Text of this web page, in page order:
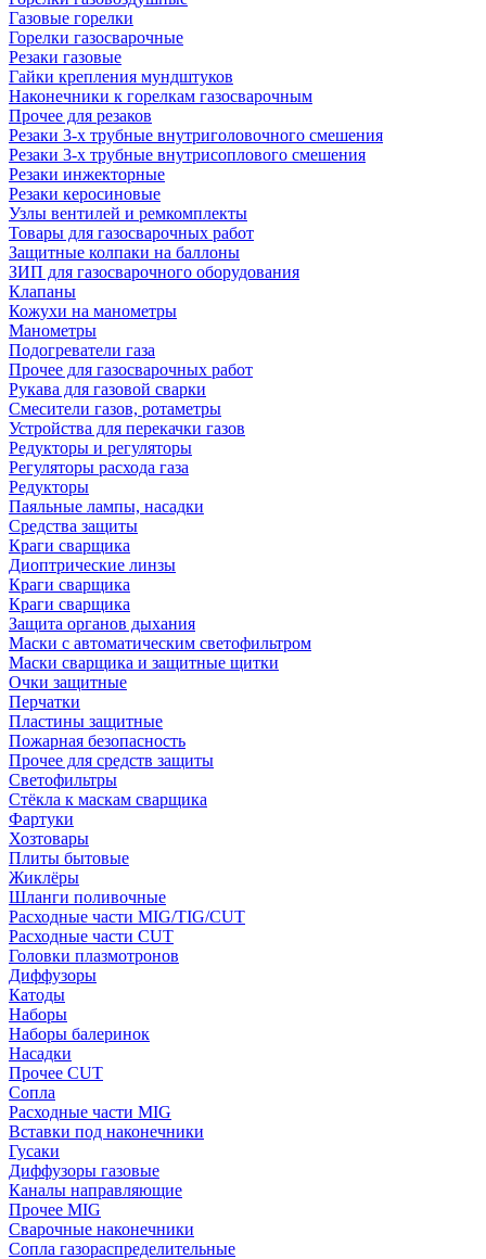
Газовые горелки
Горелки газосварочные
Резаки газовые
Гайки крепления мундштуков
Наконечники к горелкам газосварочным
Прочее для резаков
Резаки 3-х трубные внутриголовочного смешения
Резаки 3-х трубные внутрисоплового смешения
Резаки инжекторные
Резаки керосиновые
Узлы вентилей и ремкомплекты
Товары для газосварочных работ
Защитные колпаки на баллоны
ЗИП для газосварочного оборудования
Клапаны
Кожухи на манометры
Манометры
Подогреватели газа
Прочее для газосварочных работ
Рукава для газовой сварки
Смесители газов, ротаметры
Устройства для перекачки газов
Редукторы и регуляторы
Регуляторы расхода газа
Редукторы
Паяльные лампы, насадки
Средства защиты
Краги сварщика
Диоптрические линзы
Краги сварщика
Краги сварщика
Защита органов дыхания
Маски с автоматическим светофильтром
Маски сварщика и защитные щитки
Очки защитные
Перчатки
Пластины защитные
Пожарная безопасность
Прочее для средств защиты
Светофильтры
Стёкла к маскам сварщика
Фартуки
Хозтовары
Плиты бытовые
Жиклёры
Шланги поливочные
Расходные части MIG/TIG/CUT
Расходные части CUT
Головки плазмотронов
Диффузоры
Катоды
Наборы
Наборы балеринок
Насадки
Прочее CUT
Сопла
Расходные части MIG
Вставки под наконечники
Гусаки
Диффузоры газовые
Каналы направляющие
Прочее MIG
Сварочные наконечники
Сопла газораспределительные